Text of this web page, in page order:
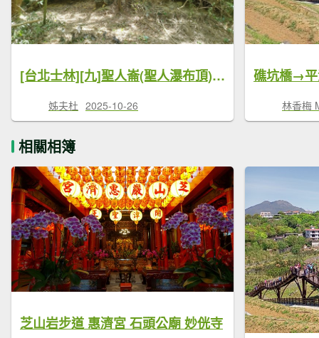
[台北士林][九]聖人崙(聖人瀑布頂)、尾崙山、圓山仔山東南、圓山仔山
姊夫杜 2025-10-26 林香梅
相關相簿
芝山岩步道 惠濟宮 石頭公廟 妙侊寺